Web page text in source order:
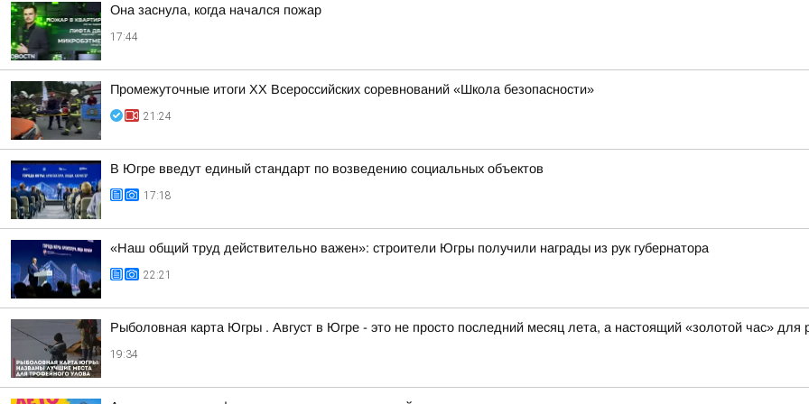
Она заснула, когда начался пожар
17:44
Промежуточные итоги XX Всероссийских соревнований «Школа безопасности»
21:24
В Югре введут единый стандарт по возведению социальных объектов
17:18
«Наш общий труд действительно важен»: строители Югры получили награды из рук губернатора
22:21
Рыболовная карта Югры . Август в Югре - это не просто последний месяц лета, а настоящий «золотой час» для
19:34